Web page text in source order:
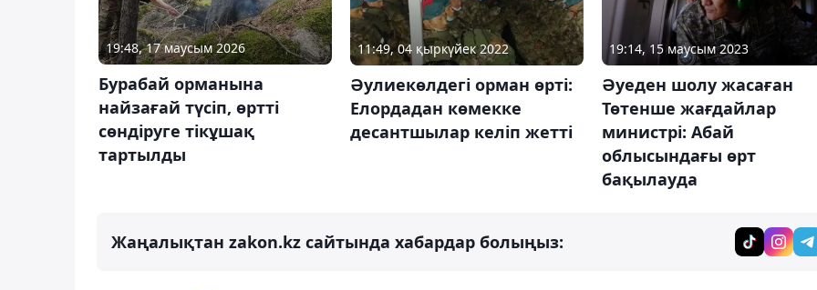
19:48, 17 маусым 2026
Бурабай орманына
найзағай түсіп, өртті
сөндіруге тікұшақ
тартылды
11:49, 04 қыркүйек 2022
Әулиекөлдегі орман өрті:
Елордадан көмекке
десантшылар келіп жетті
19:14, 15 маусым 2023
Әуеден шолу жасаған
Төтенше жағдайлар
министрі: Абай
облысындағы өрт
бақылауда
Жаңалықтан zakon.kz сайтында хабардар болыңыз: